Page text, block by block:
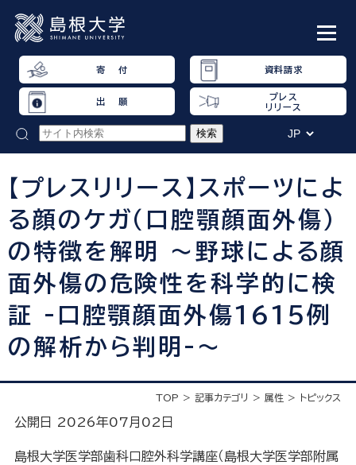
寄 付 資料請求
出 願
プレス
リリース
【プレスリリース】スポーツによ
る顔のケガ（口腔顎顔面外傷）
の特徴を解明 ～野球による顔
面外傷の危険性を科学的に検
証 -口腔顎顔面外傷1615例
の解析から判明-～
TOP 記事カテゴリ 属性 トピックス
公開日 2026年07月02日
島根大学医学部歯科口腔外科学講座（島根大学医学部附属